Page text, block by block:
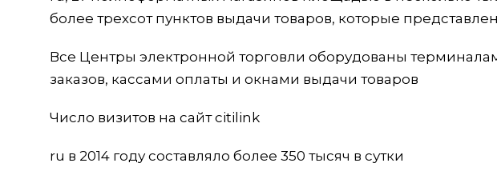
более трехсот пунктов выдачи товаров, которые
Все Центры электронной торговли оборудованы
заказов, кассами оплаты и окнами выдачи товаров
Число визитов на сайт citilink
ru в 2014 году составляло более 350 тысяч в сутки